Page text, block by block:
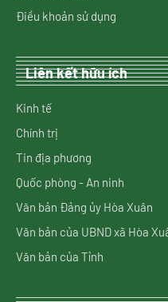
Điều khoản sử dụng
Liên kết hữu ích
Kinh tế
Chính trị
Tin địa phương
Quốc phòng - An ninh
Văn bản Đảng ủy Hòa Xuân
Văn bản của UBND xã Hòa
Văn bản của Tỉnh